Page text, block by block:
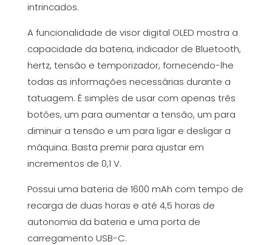
intrincados.
A funcionalidade de visor digital OLED mostra a
capacidade da bateria, indicador de Bluetooth,
hertz, tensão e temporizador, fornecendo-lhe
todas as informações necessárias durante a
tatuagem. É simples de usar com apenas três
botões, um para aumentar a tensão, um para
diminuir a tensão e um para ligar e desligar a
máquina. Basta premir para ajustar em
incrementos de 0,1 V.
Possui uma bateria de 1600 mAh com tempo de
recarga de duas horas e até 4,5 horas de
autonomia da bateria e uma porta de
carregamento USB-C.